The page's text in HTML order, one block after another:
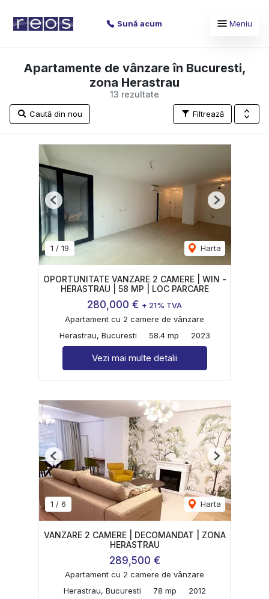
Sună acum Meniu
13 rezultate
Apartamente de vânzare în Bucuresti,
zona Herastrau
Filtrează
Caută din nou
1 / 19 Harta
Previous Next
OPORTUNITATE VANZARE 2 CAMERE | WIN -
HERASTRAU | 58 MP | LOC PARCARE
280,000 € + 21% TVA
Apartament cu 2 camere de vânzare
Herastrau, Bucuresti
58.4 mp 2023
Vezi mai multe detalii
1 / 6 Harta
Previous Next
VANZARE 2 CAMERE | DECOMANDAT | ZONA
HERASTRAU
289,500 €
Apartament cu 2 camere de vânzare
Herastrau, Bucuresti
78 mp 2012